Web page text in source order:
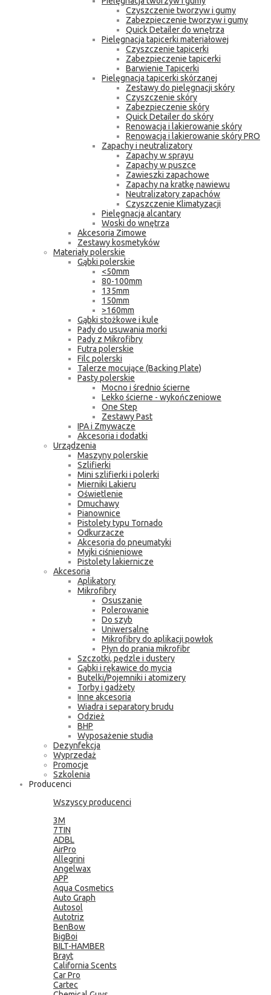
Czyszczenie tworzyw i gumy
Zabezpieczenie tworzyw i gumy
Quick Detailer do wnętrza
Pielęgnacja tapicerki materiałowej
Czyszczenie tapicerki
Zabezpieczenie tapicerki
Barwienie Tapicerki
Pielęgnacja tapicerki skórzanej
Zestawy do pielęgnacji skóry
Czyszczenie skóry
Zabezpieczenie skóry
Quick Detailer do skóry
Renowacja i lakierowanie skóry
Renowacja i lakierowanie skóry PRO
Zapachy i neutralizatory
Zapachy w sprayu
Zapachy w puszce
Zawieszki zapachowe
Zapachy na kratkę nawiewu
Neutralizatory zapachów
Czyszczenie Klimatyzacji
Pielęgnacja alcantary
Woski do wnętrza
Akcesoria Zimowe
Zestawy kosmetyków
Materiały polerskie
Gąbki polerskie
<50mm
80-100mm
135mm
150mm
>160mm
Gąbki stożkowe i kule
Pady do usuwania morki
Pady z Mikrofibry
Futra polerskie
Filc polerski
Talerze mocujące (Backing Plate)
Pasty polerskie
Mocno i średnio ścierne
Lekko ścierne - wykończeniowe
One Step
Zestawy Past
IPA i Zmywacze
Akcesoria i dodatki
Urządzenia
Maszyny polerskie
Szlifierki
Mini szlifierki i polerki
Mierniki Lakieru
Oświetlenie
Dmuchawy
Pianownice
Pistolety typu Tornado
Odkurzacze
Akcesoria do pneumatyki
Myjki ciśnieniowe
Pistolety lakiernicze
Akcesoria
Aplikatory
Mikrofibry
Osuszanie
Polerowanie
Do szyb
Uniwersalne
Mikrofibry do aplikacji powłok
Płyn do prania mikrofibr
Szczotki, pędzle i dustery
Gąbki i rękawice do mycia
Butelki/Pojemniki i atomizery
Torby i gadżety
Inne akcesoria
Wiadra i separatory brudu
Odzież
BHP
Wyposażenie studia
Dezynfekcja
Wyprzedaż
Promocje
Szkolenia
Producenci
Wszyscy producenci
3M
7TIN
ADBL
AirPro
Allegrini
Angelwax
APP
Aqua Cosmetics
Auto Graph
Autosol
Autotriz
BenBow
BigBoi
BILT-HAMBER
Brayt
California Scents
Car Pro
Cartec